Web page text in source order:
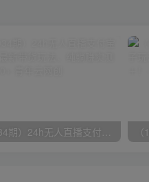
（9934期）24h无人直播支付宝项目，最新带货玩法，纯躺赚实测日入500+